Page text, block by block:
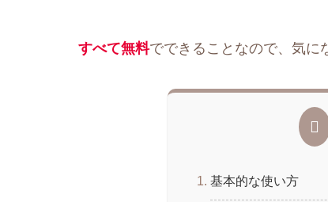
すべて無料でできることなので、気に
基本的な使い方